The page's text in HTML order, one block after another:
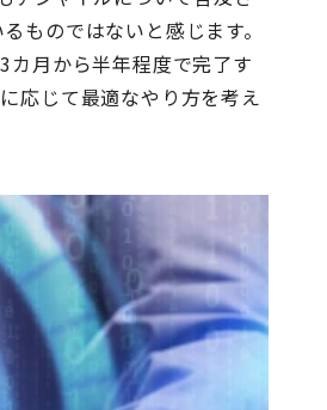
ものではないと感じます。
カ月から半年程度で完了す
応じて最適なやり方を考え